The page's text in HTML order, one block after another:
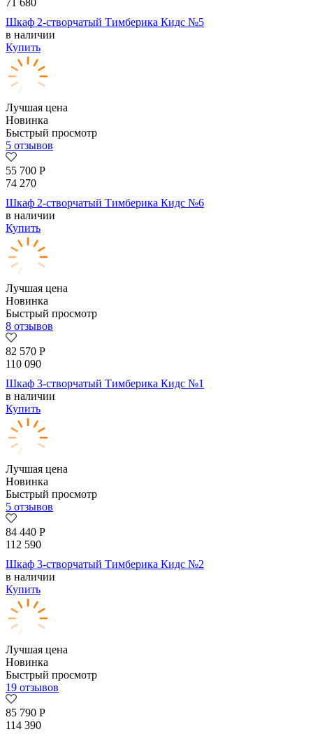
71 680
Шкаф 2-створчатый Тимберика Кидс №5
в наличии
Купить
Лучшая цена
Новинка
Быстрый просмотр
5 отзывов
55 700 Р
74 270
Шкаф 2-створчатый Тимберика Кидс №6
в наличии
Купить
Лучшая цена
Новинка
Быстрый просмотр
8 отзывов
82 570 Р
110 090
Шкаф 3-створчатый Тимберика Кидс №1
в наличии
Купить
Лучшая цена
Новинка
Быстрый просмотр
5 отзывов
84 440 Р
112 590
Шкаф 3-створчатый Тимберика Кидс №2
в наличии
Купить
Лучшая цена
Новинка
Быстрый просмотр
19 отзывов
85 790 Р
114 390